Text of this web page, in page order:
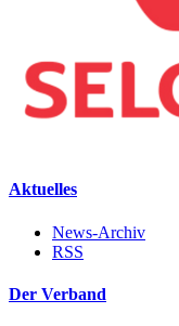
Aktuelles
News-Archiv
RSS
Der Verband